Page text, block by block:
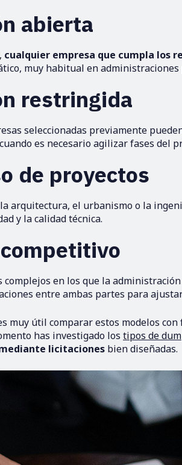
abierta
cualquier empresa que cumpla los
muy habitual en
restringida
seleccionadas previamente
es necesario agilizar fases del
de proyectos
arquitectura, el urbanismo o la
y la calidad técnica.
complejos en los que la
entre ambas partes para
muy útil comparar estos modelos
has investigado los tipos de
licitaciones bien diseñadas.